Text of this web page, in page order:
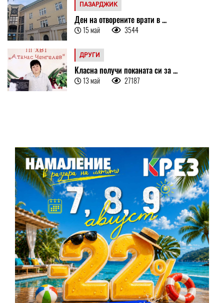
ПАЗАРДЖИК
Ден на отворените врати в ...
15 май 3544
ДРУГИ
Класна получи поканата си за ...
13 май 27187